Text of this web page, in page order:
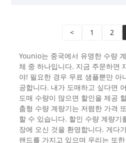
< 1 2
Younio는 중국에서 유명한 수량
체 중 하나입니다. 지금 주문하면
야! 필요한 경우 무료 샘플뿐만 아
공합니다. 내가 도매하고 싶다면
도매 수량이 많으면 할인을 제공
춤형 수량 계량기는 저렴한 가격
할 수 있습니다. 할인 수량 계량기
장에 오신 것을 환영합니다. 게다
랜드를 가지고 있으며 우리는 또